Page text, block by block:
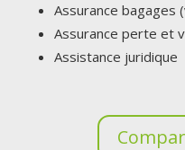
Assurance bagages
Assurance perte et
Assistance juridique